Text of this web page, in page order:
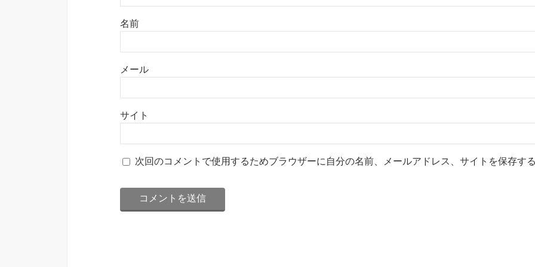
名前
メール
サイト
次回のコメントで使用するためブラウザーに自分の名前、メールアドレス、サイトを保存す